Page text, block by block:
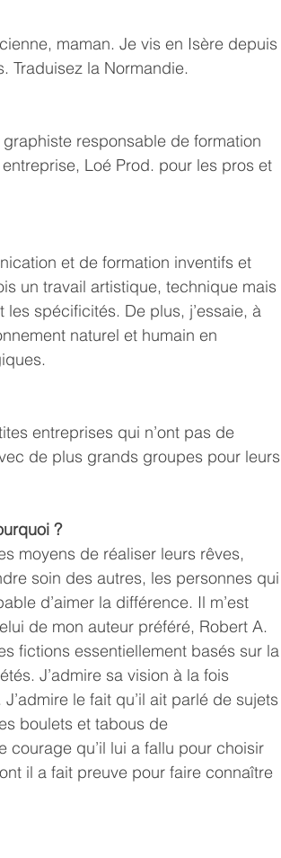
maman. Je vis en Isère depuis
Traduisez la Normandie.
graphiste responsable de formation
Loé Prod. pour les pros et
et de formation inventifs et
un travail artistique, technique mais
spécificités. De plus, j’essaie, à
naturel et humain en
entreprises qui n’ont pas de
de plus grands groupes pour leurs
?
moyens de réaliser leurs rêves,
soin des autres, les personnes qui
d’aimer la différence. Il m’est
de mon auteur préféré, Robert A.
fictions essentiellement basés sur la
J’admire sa vision à la fois
le fait qu’il ait parlé de sujets
boulets et tabous de
courage qu’il lui a fallu pour choisir
il a fait preuve pour faire connaître